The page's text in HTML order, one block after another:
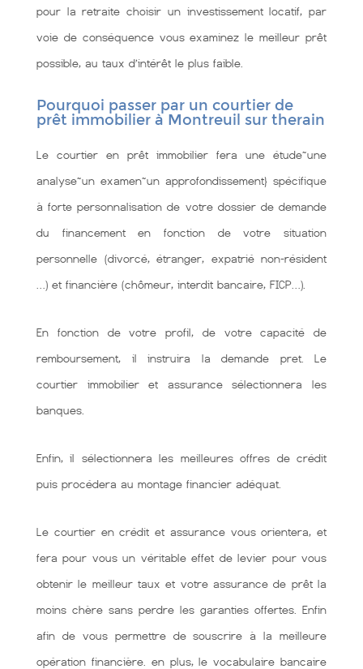
pour la retraite choisir un investissement locatif, par
voie de conséquence vous examinez le meilleur prêt
possible, au taux d’intérêt le plus faible.
Pourquoi passer par un courtier de
prêt immobilier à Montreuil sur therain
Le courtier en prêt immobilier fera une étude~une
analyse~un examen~un approfondissement} spécifique
à forte personnalisation de votre dossier de demande
du financement en fonction de votre situation
personnelle (divorcé, étranger, expatrié non-résident
…) et financière (chômeur, interdit bancaire, FICP…).
En fonction de votre profil, de votre capacité de
remboursement, il instruira la demande pret. Le
courtier immobilier et assurance sélectionnera les
banques.
Enfin, il sélectionnera les meilleures offres de crédit
puis procédera au montage financier adéquat.
Le courtier en crédit et assurance vous orientera, et
fera pour vous un véritable effet de levier pour vous
obtenir le meilleur taux et votre assurance de prêt la
moins chère sans perdre les garanties offertes. Enfin
afin de vous permettre de souscrire à la meilleure
opération financière. en plus, le vocabulaire bancaire